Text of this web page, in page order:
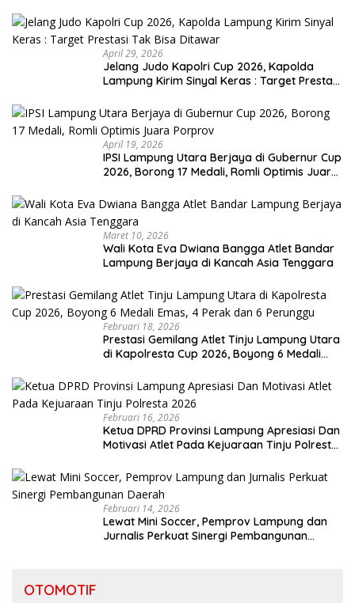
April 29, 2026
Jelang Judo Kapolri Cup 2026, Kapolda
Lampung Kirim Sinyal Keras : Target Prestasi
April 19, 2026
IPSI Lampung Utara Berjaya di Gubernur Cup
2026, Borong 17 Medali, Romli Optimis Juara
Maret 10, 2026
Wali Kota Eva Dwiana Bangga Atlet Bandar
Lampung Berjaya di Kancah Asia Tenggara
Februari 18, 2026
Prestasi Gemilang Atlet Tinju Lampung Utara
di Kapolresta Cup 2026, Boyong 6 Medali
Februari 16, 2026
Ketua DPRD Provinsi Lampung Apresiasi Dan
Motivasi Atlet Pada Kejuaraan Tinju Polresta
Februari 14, 2026
Lewat Mini Soccer, Pemprov Lampung dan
Jurnalis Perkuat Sinergi Pembangunan
OTOMOTIF